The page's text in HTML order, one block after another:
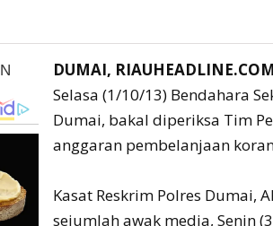
DUMAI,
Selasa (1/10/13) Bendahara
Dumai, bakal diperiksa Tim
anggaran pembelanjaan
Kasat Reskrim Polres Dumai,
sejumlah awak media, Senin